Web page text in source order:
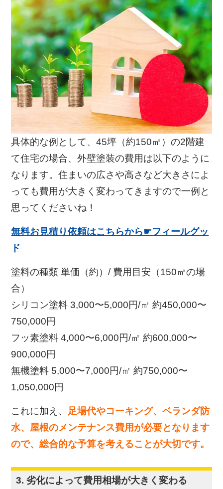
具体的な例として、45坪（約150㎡）の2階建
て住宅の場合、外壁塗装の費用は以下のように
なります。住まいの広さや高さなど大きさによ
っても費用が大きく変わってきますので一例と
思ってくださいね！
無料お見積り依頼はこちらから☛フィールグッ
ド
塗料の種類 単価（約）/ 費用目安（150㎡の場
合）
シリコン塗料 3,000〜5,000円/㎡ 約450,000〜
750,000円
フッ素塗料 4,000〜6,000円/㎡ 約600,000〜
900,000円
無機塗料 5,000〜7,000円/㎡ 約750,000〜
1,050,000円
これに加え、 足場代やコーキング、ベランダ防
水、屋根のメンテナンス費用が必要となります
ので、総合的な予算を考えることが大切です。
3. 劣化によって費用相場が大きく変わる